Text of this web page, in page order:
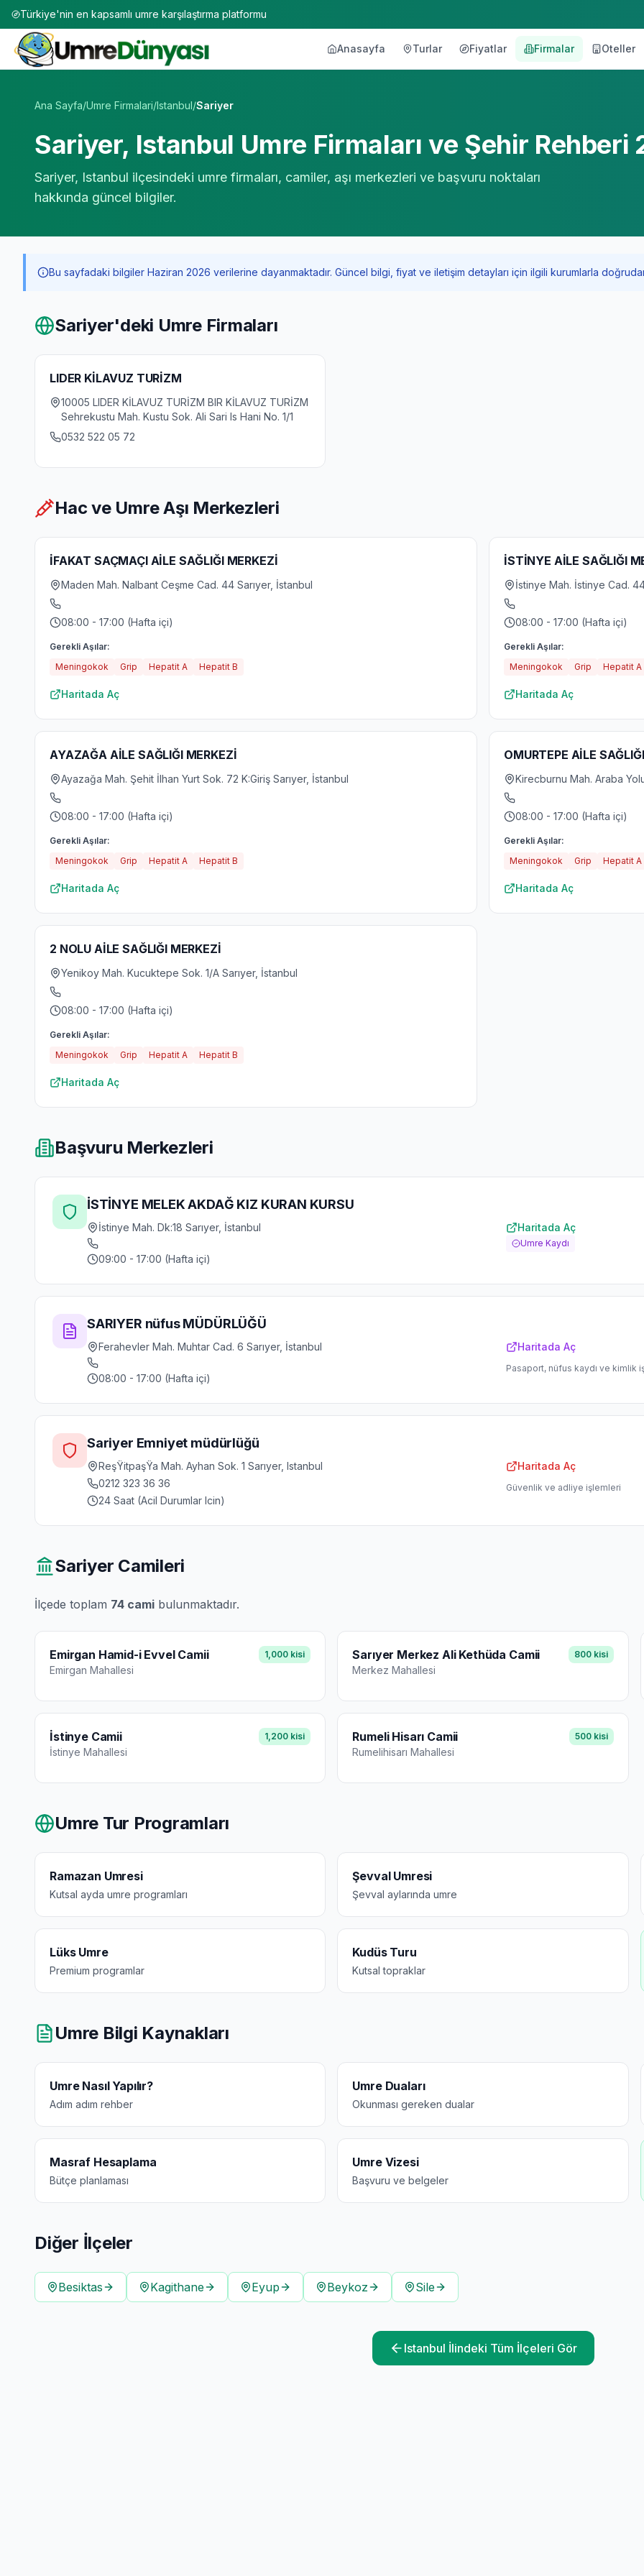
Türkiye'nin en kapsamlı umre karşılaştırma platformu
Anasayfa Turlar Fiyatlar Firmalar Oteller
Ana Sayfa/Umre Firmalari/Istanbul/Sariyer
Sariyer, Istanbul Umre Firmaları ve Şehir Rehberi
Sariyer, Istanbul ilçesindeki umre firmaları, camiler, aşı merkezleri ve başvuru noktaları
hakkında güncel bilgiler.
Bu sayfadaki bilgiler Haziran 2026 verilerine dayanmaktadır. Güncel bilgi, fiyat ve iletişim detayları için ilgili kurumlarla
Sariyer'deki Umre Firmaları
LIDER KİLAVUZ TURİZM
10005 LIDER KİLAVUZ TURİZM BIR KİLAVUZ TURİZM
Sehrekustu Mah. Kustu Sok. Ali Sari Is Hani No. 1/1
0532 522 05 72
Hac ve Umre Aşı Merkezleri
İFAKAT SAÇMAÇI AİLE SAĞLIĞI MERKEZİ
Maden Mah. Nalbant Ceşme Cad. 44 Sarıyer, İstanbul
08:00 - 17:00 (Hafta içi)
Gerekli Aşılar:
Meningokok
Grip Hepatit A Hepatit B
Haritada Aç
İSTİNYE AİLE SAĞLIĞI
İstinye Mah. İstinye Cad.
08:00 - 17:00 (Hafta içi)
Gerekli Aşılar:
Meningokok
Grip Hepatit A
Haritada Aç
AYAZAĞA AİLE SAĞLIĞI MERKEZİ
Ayazağa Mah. Şehit İlhan Yurt Sok. 72 K:Giriş Sarıyer, İstanbul
08:00 - 17:00 (Hafta içi)
Gerekli Aşılar:
Meningokok
Grip Hepatit A Hepatit B
Haritada Aç
OMURTEPE AİLE
Kirecburnu Mah. Araba
08:00 - 17:00 (Hafta içi)
Gerekli Aşılar:
Meningokok
Grip Hepatit A
Haritada Aç
2 NOLU AİLE SAĞLIĞI MERKEZİ
Yenikoy Mah. Kucuktepe Sok. 1/A Sarıyer, İstanbul
08:00 - 17:00 (Hafta içi)
Gerekli Aşılar:
Meningokok
Grip Hepatit A Hepatit B
Haritada Aç
Başvuru Merkezleri
İSTİNYE MELEK AKDAĞ KIZ KURAN KURSU
İstinye Mah. Dk:18 Sarıyer, İstanbul
09:00 - 17:00 (Hafta içi)
Haritada Aç
Umre Kaydı
SARIYER nüfus MÜDÜRLÜĞÜ
Ferahevler Mah. Muhtar Cad. 6 Sarıyer, İstanbul
08:00 - 17:00 (Hafta içi)
Haritada Aç
Pasaport, nüfus kaydı ve kimlik
Sariyer Emniyet müdürlüğü
ReşŸitpaşŸa Mah. Ayhan Sok. 1 Sarıyer, Istanbul
0212 323 36 36
24 Saat (Acil Durumlar Icin)
Haritada Aç
Güvenlik ve adliye işlemleri
Sariyer Camileri
İlçede toplam 74 cami bulunmaktadır.
Emirgan Hamid-i Evvel Camii
Emirgan Mahallesi
1,000 kisi Sarıyer Merkez Ali Kethüda Camii
Merkez Mahallesi
800kisi
İstinye Camii
İstinye Mahallesi
1,200 kisi Rumeli Hisarı Camii
Rumelihisarı Mahallesi
500kisi
Umre Tur Programları
Ramazan Umresi
Kutsal ayda umre programları
Şevval Umresi
Şevval aylarında umre
Lüks Umre
Premium programlar
Kudüs Turu
Kutsal topraklar
Umre Bilgi Kaynakları
Umre Nasıl Yapılır?
Adım adım rehber
Umre Duaları
Okunması gereken dualar
Masraf Hesaplama
Bütçe planlaması
Umre Vizesi
Başvuru ve belgeler
Diğer İlçeler
Besiktas Kagithane Eyup Beykoz Sile
Istanbul İlindeki Tüm İlçeleri Gör